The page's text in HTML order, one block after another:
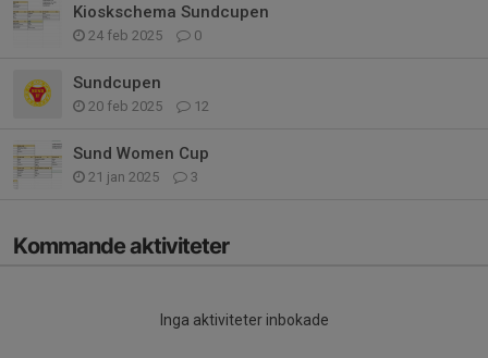
Kioskschema Sundcupen
24 feb 2025 0
Sundcupen
20 feb 2025 12
Sund Women Cup
21 jan 2025 3
Kommande aktiviteter
Inga aktiviteter inbokade